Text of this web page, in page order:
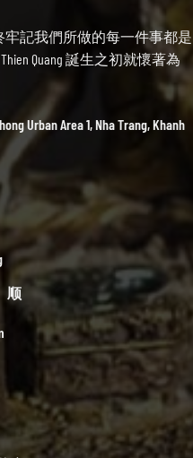
終牢記我們所做的每一件事都是
Quang 誕生之初就懷著為
Urban Area 1, Nha Trang, Khanh
顺